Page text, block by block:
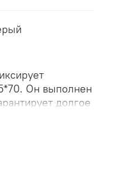
Он выполнен
долгое
для
по выгодной